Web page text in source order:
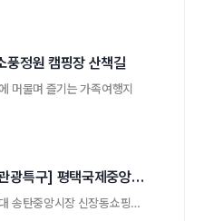
풍정원 캠핑장 산책길
머물며 즐기는 가족여행지
[송탄관광특구] 평택국제중앙시장
미군부대 송탄중앙시장 신장동쇼핑거리